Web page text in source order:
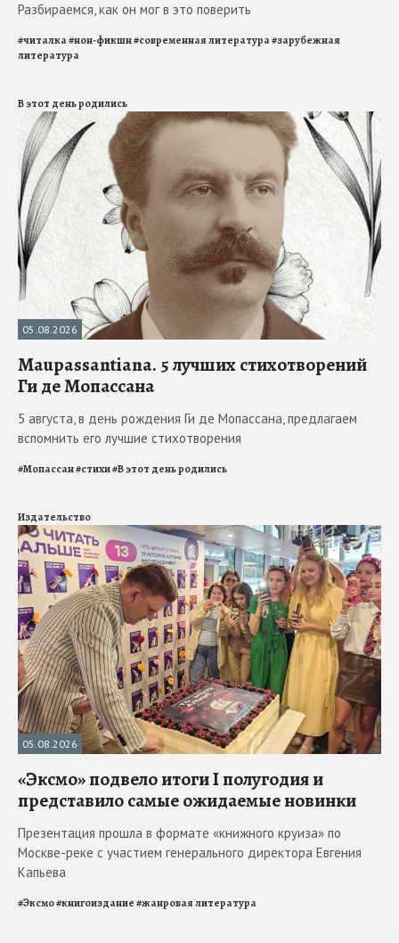
Разбираемся, как он мог в это поверить
#читалка#нон-фикшн#современная литература#зарубежная
литература
В этот день родились
05.08.2026
Maupassantiana. 5 лучших стихотворений
Ги де Мопассана
5 августа, в день рождения Ги де Мопассана, предлагаем
вспомнить его лучшие стихотворения
#Мопассан#стихи#В этот день родились
Издательство
05.08.2026
«Эксмо» подвело итоги I полугодия и
представило самые ожидаемые новинки
Презентация прошла в формате «книжного круиза» по
Москве-реке с участием генерального директора Евгения
Капьева
#Эксмо#книгоиздание#жанровая литература